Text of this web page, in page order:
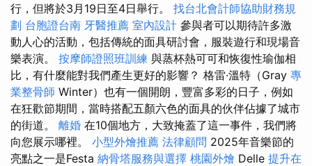
行，但將於3月19日至4日舉行。 找台北會計師協助財務規
劃 台胞證台南 牙醫推薦 室內設計 參與者可以期待許多激
動人心的活動，包括傳統的面具研討會，服裝遊行和現場音
樂表演。 按摩師證照班訓練 與蒸杯熱可可和恢復性瑜伽相
比，有什麼能對我們產生更好的影響？ 格雷·溫特（Gray 專
業整骨師 Winter）也有一個開朗，豐富多彩的日子，例如
在狂歡節期間，當時搭配五顏六色的面具的伙伴佔據了城市
的街道。 離婚 在10個地方，大致掩蓋了這一事件，我們將
向您展示哪裡。 小型外燴推薦 法律顧問 2025年音樂節的
亮點之一是Festa 納骨塔服務與選擇 桃園外燴 Delle 提升在